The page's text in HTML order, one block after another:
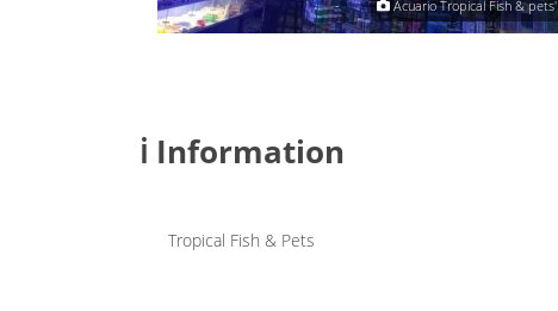
Acuario Tropical Fish & pets'
ℹ️ Information
Tropical Fish & Pets